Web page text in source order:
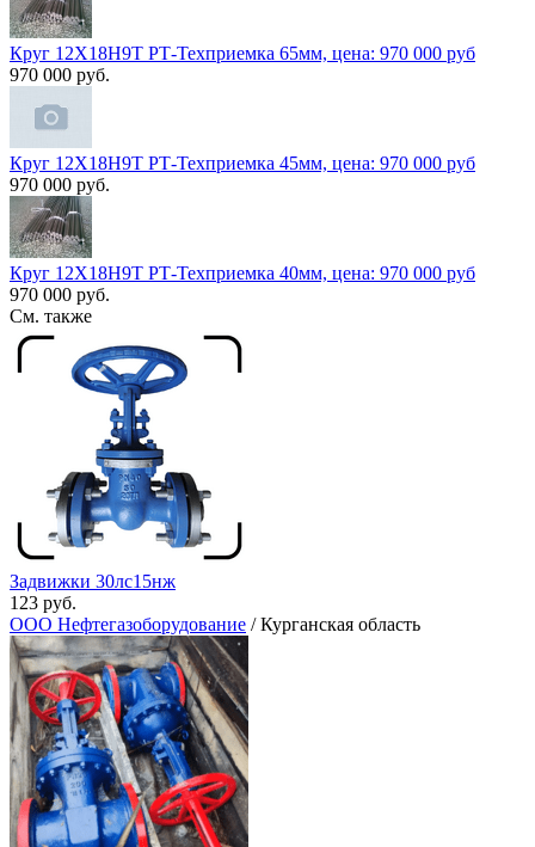
Круг 12Х18Н9Т РТ-Техприемка 65мм, цена: 970 000 руб
970 000 руб.
Круг 12Х18Н9Т РТ-Техприемка 45мм, цена: 970 000 руб
970 000 руб.
Круг 12Х18Н9Т РТ-Техприемка 40мм, цена: 970 000 руб
970 000 руб.
См. также
Задвижки 30лс15нж
123 руб.
ООО Нефтегазоборудование / Курганская область